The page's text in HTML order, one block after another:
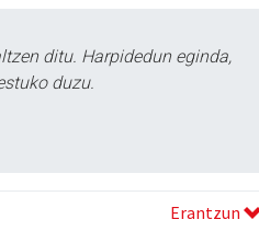
ditu. Harpidedun eginda,
duzu.
Erantzun